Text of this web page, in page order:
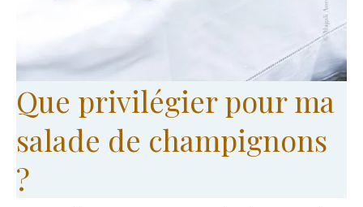
Que privilégier pour ma
salade de champignons
?